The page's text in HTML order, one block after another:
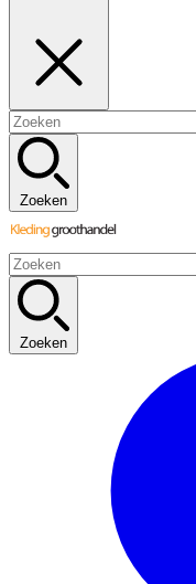
Zoeken
Zoeken